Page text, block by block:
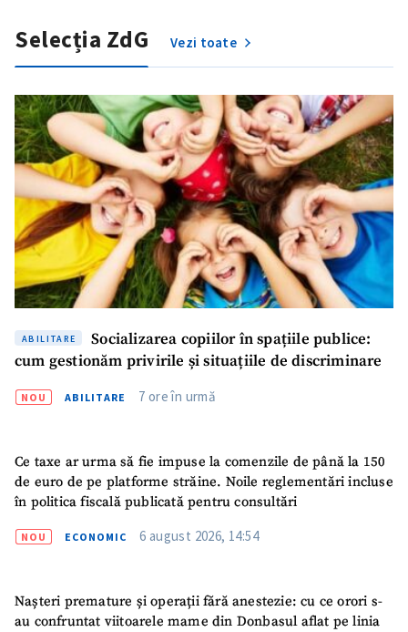
Selecția ZdG Vezi toate
ABILITARE
Socializarea copiilor în spațiile publice:
cum gestionăm privirile și situațiile de discriminare
NOU ABILITARE 7 ore în urmă
Ce taxe ar urma să fie impuse la comenzile de până la 150
de euro de pe platforme străine. Noile reglementări incluse
în politica fiscală publicată pentru consultări
NOU ECONOMIC 6 august 2026, 14:54
Nașteri premature și operații fără anestezie: cu ce orori s-
au confruntat viitoarele mame din Donbasul aflat pe linia